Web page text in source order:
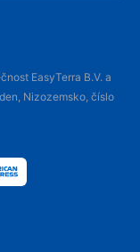
EasyTerra B.V. a
Nizozemsko, číslo